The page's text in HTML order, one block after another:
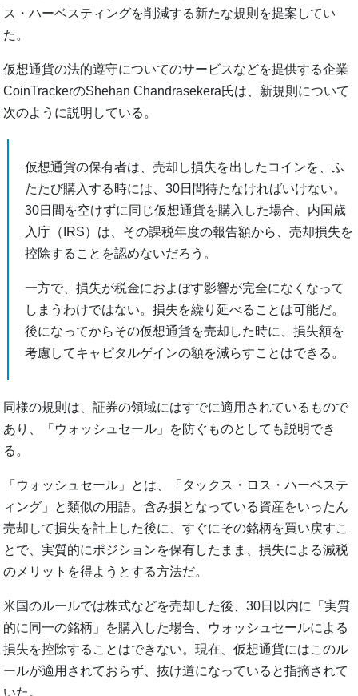
ス・ハーベスティングを削減する新たな規則を提案してい
た。
仮想通貨の法的遵守についてのサービスなどを提供する企業
CoinTrackerのShehan Chandrasekera氏は、新規則について
次のように説明している。
仮想通貨の保有者は、売却し損失を出したコインを、ふ
たたび購入する時には、30日間待たなければいけない。
30日間を空けずに同じ仮想通貨を購入した場合、内国歳
入庁（IRS）は、その課税年度の報告額から、売却損失を
控除することを認めないだろう。
一方で、損失が税金におよぼす影響が完全になくなって
しまうわけではない。損失を繰り延べることは可能だ。
後になってからその仮想通貨を売却した時に、損失額を
考慮してキャピタルゲインの額を減らすことはできる。
同様の規則は、証券の領域にはすでに適用されているもので
あり、「ウォッシュセール」を防ぐものとしても説明でき
る。
「ウォッシュセール」とは、「タックス・ロス・ハーベステ
ィング」と類似の用語。含み損となっている資産をいったん
売却して損失を計上した後に、すぐにその銘柄を買い戻すこ
とで、実質的にポジションを保有したまま、損失による減税
のメリットを得ようとする方法だ。
米国のルールでは株式などを売却した後、30日以内に「実質
的に同一の銘柄」を購入した場合、ウォッシュセールによる
損失を控除することはできない。現在、仮想通貨にはこのル
ールが適用されておらず、抜け道になっていると指摘されて
いた。